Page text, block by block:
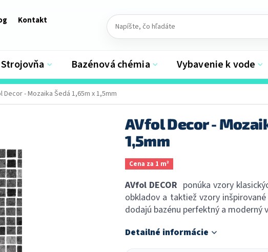
Kontakt
Strojovňa Bazénová chémia Vybavenie k vode
Decor - Mozaika Šedá 1,65m x 1,5mm
AVfol Decor -
1,5mm
Cena za 1 m²
AVfol DECOR ponúka vzory
obkladov a taktiež vzory
dodajú bazénu perfektný a moderný
Detailné informácie